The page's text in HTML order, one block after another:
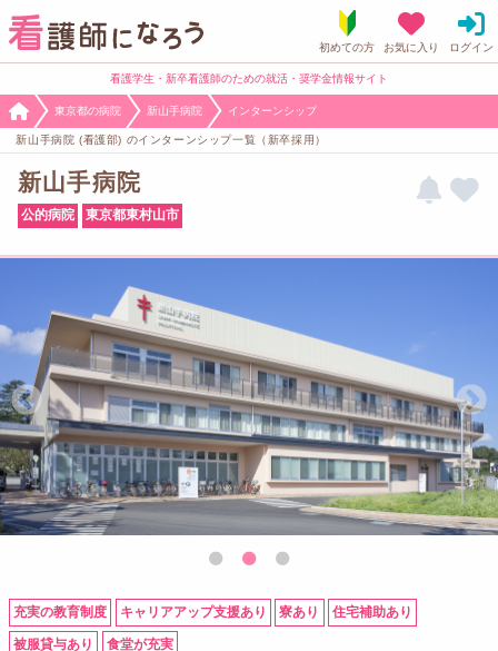
看護学生・新卒看護師のための就活・奨学金情報サイト
東京都の病院 新山手病院 インターンシップ
新山手病院 (看護部) のインターンシップ一覧（新卒採用）
新山手病院
公的病院 東京都東村山市
充実の教育制度 キャリアアップ支援あり 寮あり 住宅補助あり
被服貸与あり 食堂が充実